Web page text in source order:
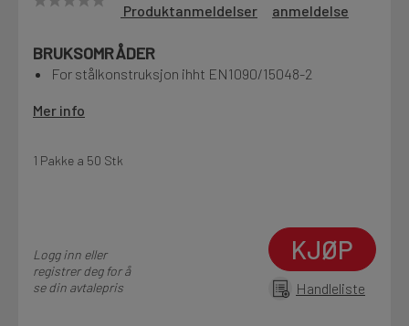
Finn butikk
Kontakt og åpningstider
Kontakt
Kampanjer
Kvalitetsprodukter til ekstra gode priser
Produktanmeldelser
anmeldelse
BRUKSOMRÅDER
For stålkonstruksjon ihht EN1090/15048-2
Mer info
1 Pakke a 50 Stk
Logg inn eller
registrer deg for å
se din avtalepris
KJØP
Handleliste